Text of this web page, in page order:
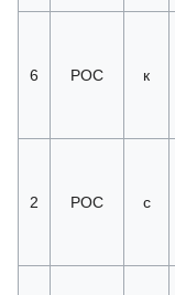
6 РОС к
2 РОС с